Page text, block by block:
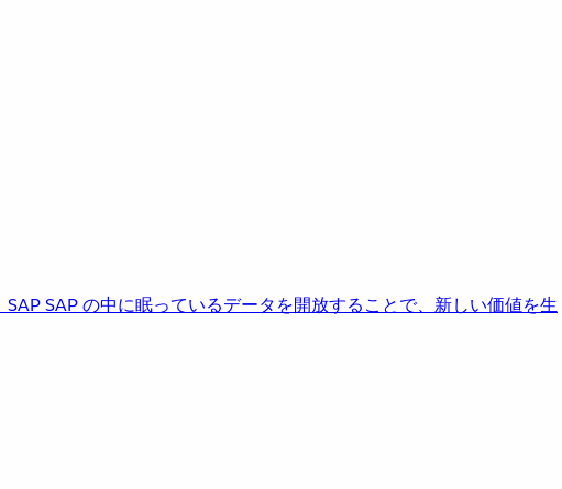
SAPSAP の中に眠っているデータを開放することで、新しい価値を生